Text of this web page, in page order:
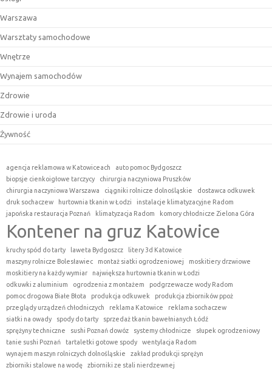
Warszawa
Warsztaty samochodowe
Wnętrze
Wynajem samochodów
Zdrowie
Zdrowie i uroda
Żywność
agencja reklamowa w Katowiceach
auto pomoc Bydgoszcz
biopsje cienkoigłowe tarczycy
chirurgia naczyniowa Pruszków
chirurgia naczyniowa Warszawa
ciągniki rolnicze dolnośląskie
dostawca odkuwek
druk sochaczew
hurtownia tkanin w Łodzi
instalacje klimatyzacyjne Radom
japońska restauracja Poznań
klimatyzacja Radom komory chłodnicze Zielona Góra
Kontener na gruz Katowice
kruchy spód do tarty laweta Bydgoszcz
litery 3d Katowice
maszyny rolnicze Bolesławiec
montaż siatki ogrodzeniowej
moskitiery drzwiowe
moskitiery na każdy wymiar
największa hurtownia tkanin w Łodzi
odkuwki z aluminium
ogrodzenia z montażem
podgrzewacze wody Radom
pomoc drogowa Białe Błota
produkcja odkuwek
produkcja zbiorników ppoż
przeglądy urządzeń chłodniczych
reklama Katowice
reklama sochaczew
siatki na owady
spody do tarty
sprzedaż tkanin bawełnianych Łódź
sprężyny techniczne
sushi Poznań dowóz systemy chłodnicze
słupek ogrodzeniowy
tanie sushi Poznań
tartaletki gotowe spody
wentylacja Radom
wynajem maszyn rolniczych dolnośląskie
zakład produkcji sprężyn
zbiorniki stalowe na wodę
zbiorniki ze stali nierdzewnej